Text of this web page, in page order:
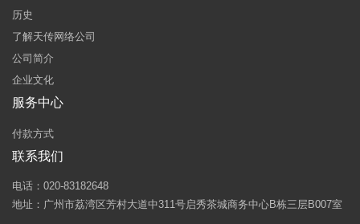
历史
了解天传网络公司
公司简介
企业文化
服务中心
付款方式
联系我们
电话：020-83182648
地址：广州市荔湾区芳村大道中311号启秀茶城商务中心B栋三层B007室